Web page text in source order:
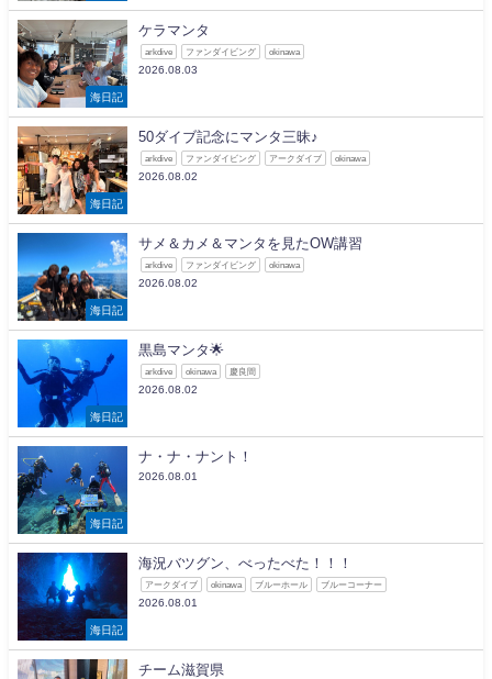
海日記
ケラマンタ
arkdive ファンダイビング okinawa
2026.08.03
海日記
50ダイブ記念にマンタ三昧♪
arkdive ファンダイビング アークダイブ okinawa
2026.08.02
海日記
サメ＆カメ＆マンタを見たOW講習
arkdive ファンダイビング okinawa
2026.08.02
海日記
黒島マンタ🌟
arkdive okinawa 慶良間
2026.08.02
海日記
ナ・ナ・ナント！
2026.08.01
海日記
海況バツグン、べったべた！！！
アークダイブ okinawa ブルーホール ブルーコーナー
2026.08.01
チーム滋賀県